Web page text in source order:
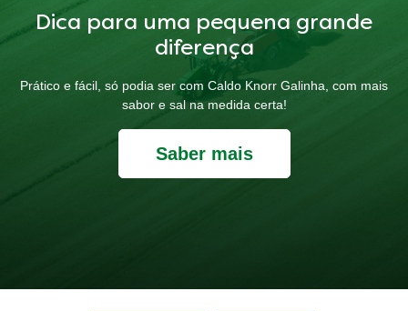
Dica para uma pequena grande
diferença
Prático e fácil, só podia ser com Caldo Knorr Galinha, com mais
sabor e sal na medida certa!
Saber mais